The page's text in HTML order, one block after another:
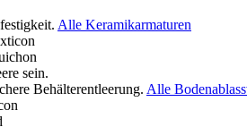
Alle Keramikarmaturen
sein.
Behälterentleerung. Alle